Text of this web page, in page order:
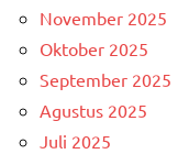
November 2025
Oktober 2025
September 2025
Agustus 2025
Juli 2025